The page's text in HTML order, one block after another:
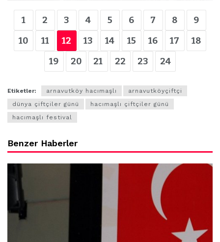
1 2 3 4 5 6 7 8
9
10
11 12 13 14 15 16 17
18
19
20 21 22 23 24
Etiketler: arnavutköy hacımaşlı
arnavutköyçiftçi
dünya çiftçiler günü
hacımaşlı çiftçiler günü
hacımaşlı festival
Benzer Haberler